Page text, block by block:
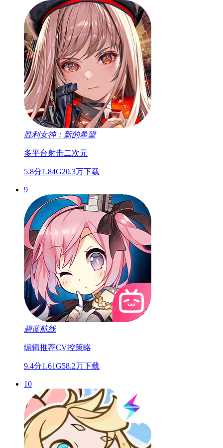
胜利女神：新的希望
多平台射击二次元
5.8分1.84G20.3万下载
9
碧蓝航线
编辑推荐CV控策略
9.4分1.61G58.2万下载
10